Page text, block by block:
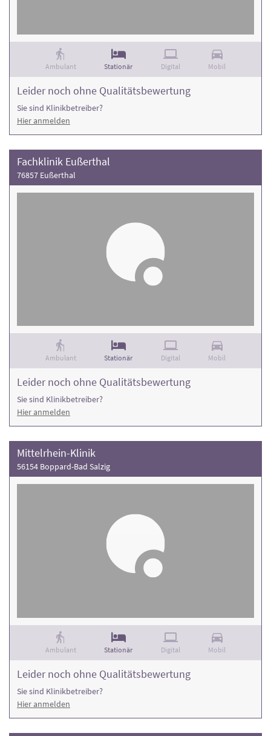
Ambulant Stationär Digital Mobil
Leider noch ohne Qualitätsbewertung
Sie sind Klinikbetreiber?
Hier anmelden
Fachklinik Eußerthal
76857 Eußerthal
Ambulant Stationär Digital Mobil
Leider noch ohne Qualitätsbewertung
Sie sind Klinikbetreiber?
Hier anmelden
Mittelrhein-Klinik
56154 Boppard-Bad Salzig
Ambulant Stationär Digital Mobil
Leider noch ohne Qualitätsbewertung
Sie sind Klinikbetreiber?
Hier anmelden